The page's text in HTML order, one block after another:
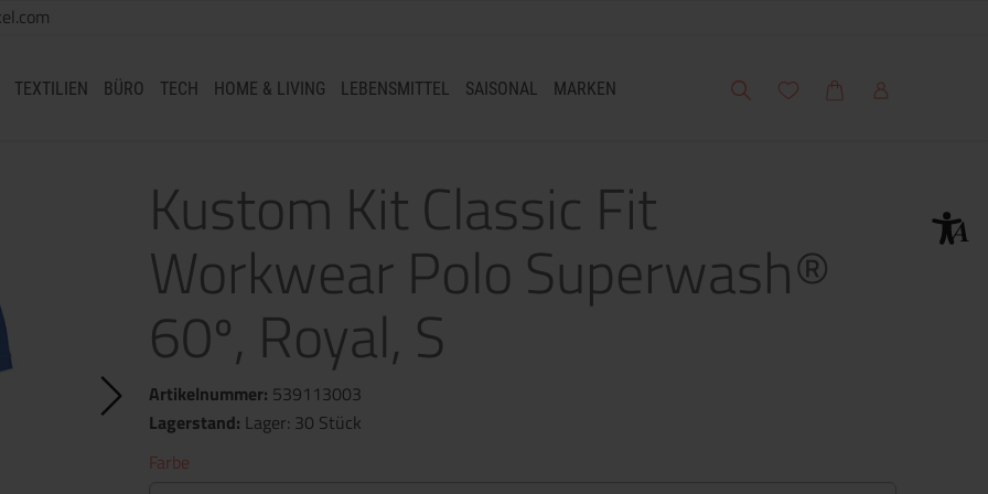
TEXTILIEN BÜRO TECH HOME & LIVING LEBENSMITTEL SAISONAL MARKEN Suche Meine Wunschliste
WarenkorbMein Account
Kustom Kit Classic Fit
Workwear Polo Superwash®
60º, Royal, S
Artikelnummer: 539113003
Lagerstand: Lager: 30 Stück
Farbe